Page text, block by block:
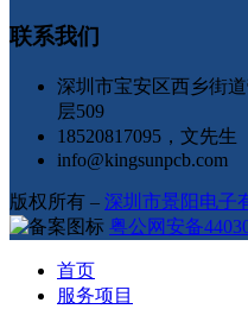
联系我们
深圳市宝安区西乡街
层509
18520817095，文先生
info@kingsunpcb.com
版权所有 – 深圳市景阳电子
粤公网安备
首页
服务项目